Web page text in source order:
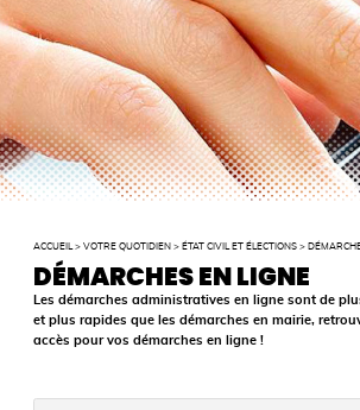
ACCUEIL >VOTRE QUOTIDIEN > ÉTAT CIVIL ET ÉLECTIONS >
DÉMARCHES EN LIGNE
Les démarches administratives en ligne sont de
et plus rapides que les démarches en mairie,
accès pour vos démarches en ligne !